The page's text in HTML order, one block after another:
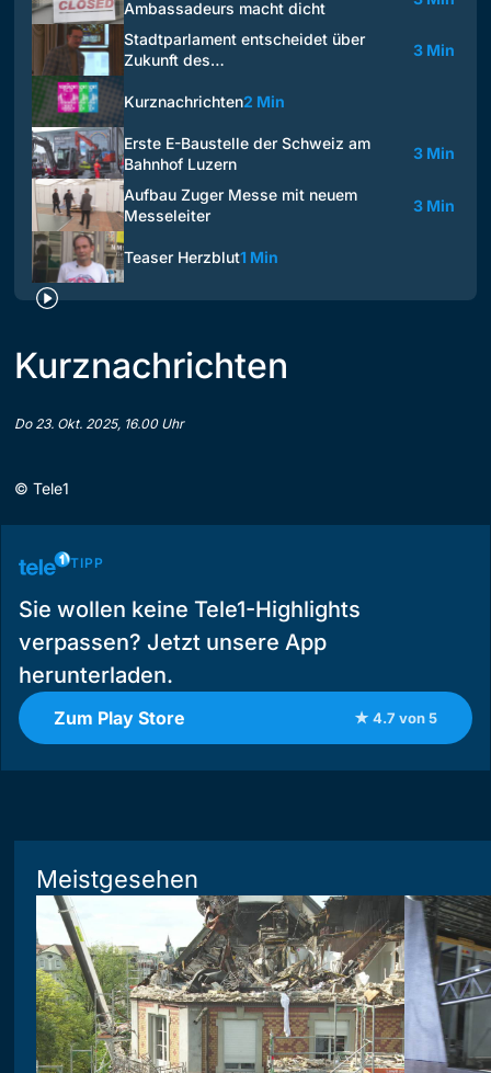
Ambassadeurs macht dicht
Stadtparlament entscheidet über
Zukunft des…
3 Min
Kurznachrichten2 Min
Erste E-Baustelle der Schweiz am
Bahnhof Luzern
3 Min
Aufbau Zuger Messe mit neuem
Messeleiter
3 Min
Teaser Herzblut1 Min
Kurznachrichten
Do 23. Okt. 2025, 16.00 Uhr
© Tele1
TIPP
Sie wollen keine Tele1-Highlights
verpassen? Jetzt unsere App
herunterladen.
Zum Play Store ★ 4.7 von 5
Meistgesehen